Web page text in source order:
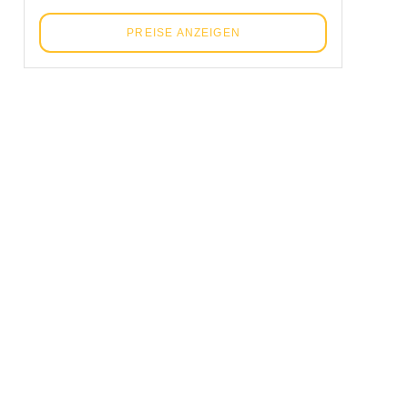
PREISE ANZEIGEN